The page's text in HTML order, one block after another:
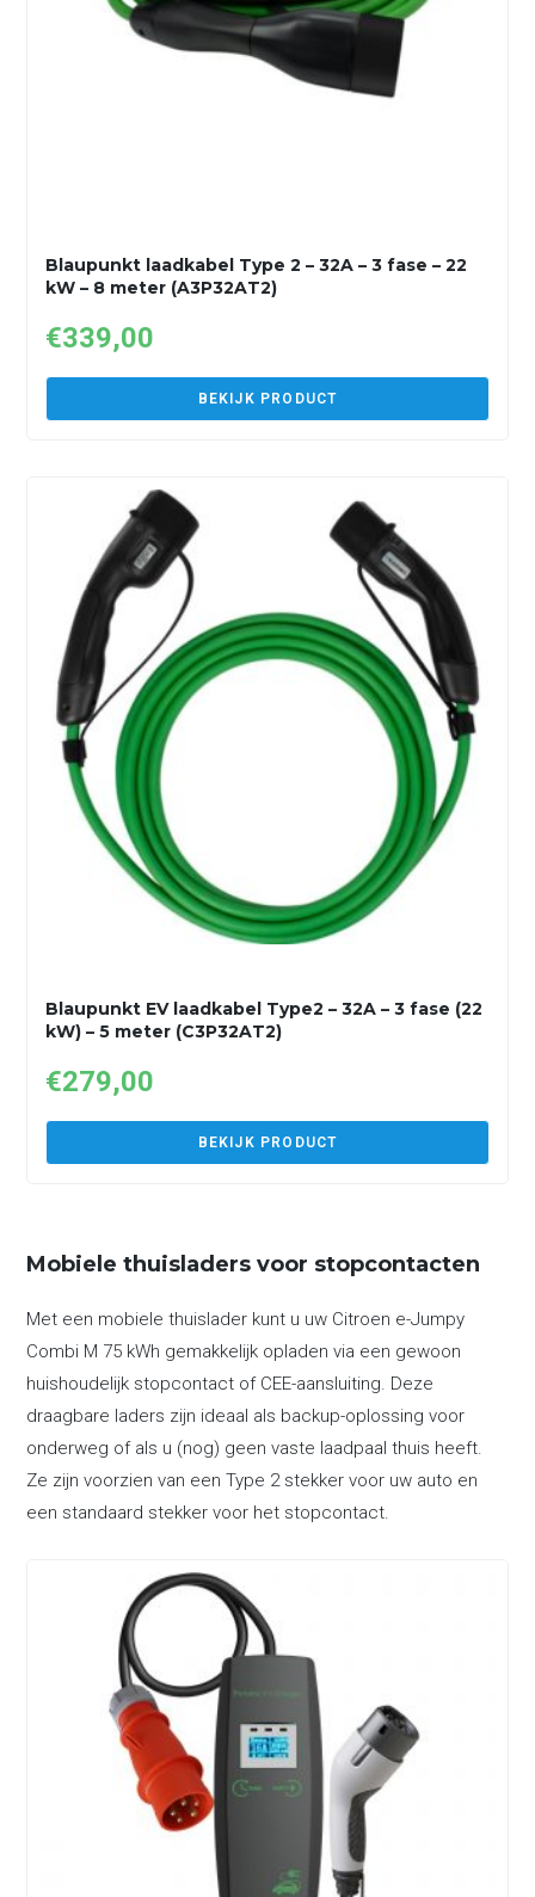
Blaupunkt laadkabel Type 2 – 32A – 3 fase – 22
kW – 8 meter (A3P32AT2)
€339,00
BEKIJK PRODUCT
Blaupunkt EV laadkabel Type2 – 32A – 3 fase (22
kW) – 5 meter (C3P32AT2)
€279,00
BEKIJK PRODUCT
Mobiele thuisladers voor stopcontacten
Met een mobiele thuislader kunt u uw Citroen e-Jumpy
Combi M 75 kWh gemakkelijk opladen via een gewoon
huishoudelijk stopcontact of CEE-aansluiting. Deze
draagbare laders zijn ideaal als backup-oplossing voor
onderweg of als u (nog) geen vaste laadpaal thuis heeft.
Ze zijn voorzien van een Type 2 stekker voor uw auto en
een standaard stekker voor het stopcontact.